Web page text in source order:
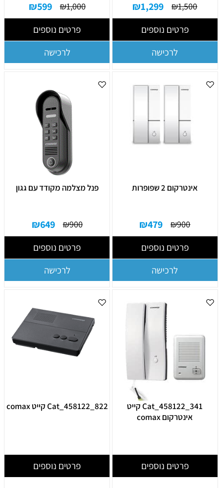
₪1,500
₪1,299
פרטים נוספים
לרכישה
₪1,000
₪599
פרטים נוספים
לרכישה
אינטרקום 2 שפופרות
₪900
₪479
פרטים נוספים
לרכישה
פנל מצלמה מקודד עם גגון
₪900
₪649
פרטים נוספים
לרכישה
Cat_458122_341 קייט
אינטרקום comax
פרטים נוספים
Cat_458122_822 קייט comax
פרטים נוספים